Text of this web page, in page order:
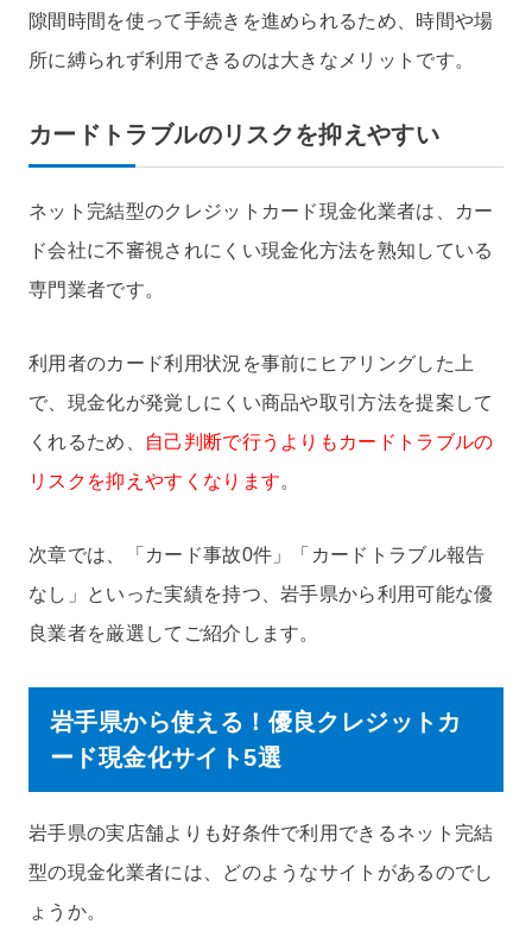
隙間時間を使って手続きを進められるため、時間や場
所に縛られず利用できるのは大きなメリットです。
カードトラブルのリスクを抑えやすい
ネット完結型のクレジットカード現金化業者は、カー
ド会社に不審視されにくい現金化方法を熟知している
専門業者です。
利用者のカード利用状況を事前にヒアリングした上
で、現金化が発覚しにくい商品や取引方法を提案して
くれるため、
自己判断で行うよりもカードトラブルの
リスクを抑えやすくなります。
次章では、「カード事故0件」「カードトラブル報告
なし」といった実績を持つ、岩手県から利用可能な優
良業者を厳選してご紹介します。
岩手県から使える！優良クレジットカ
ード現金化サイト5選
岩手県の実店舗よりも好条件で利用できるネット完結
型の現金化業者には、どのようなサイトがあるのでし
ょうか。